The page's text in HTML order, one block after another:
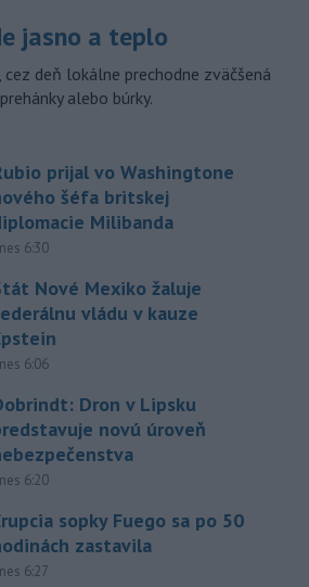
jasno a teplo
deň lokálne prechodne zväčšená
alebo búrky.
prijal vo Washingtone
šéfa britskej
Milibanda
6:30
Nové Mexiko žaluje
vládu v kauze
6:06
Dron v Lipsku
novú úroveň
6:20
sopky Fuego sa po 50
zastavila
6:27